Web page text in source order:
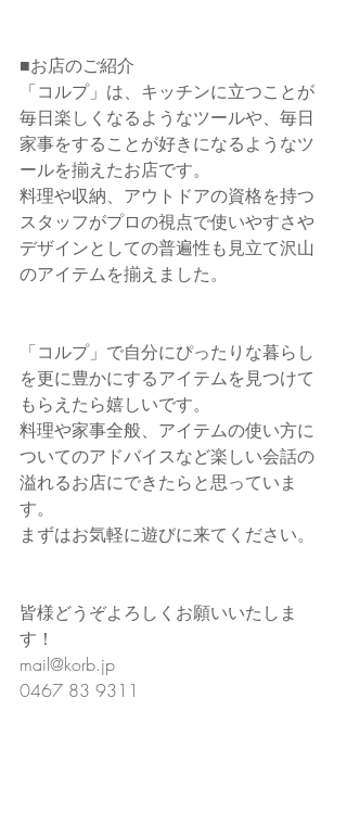
■お店のご紹介
「コルプ」は、キッチンに立つことが
毎日楽しくなるようなツールや、毎日
家事をすることが好きになるようなツ
ールを揃えたお店です。
料理や収納、アウトドアの資格を持つ
スタッフがプロの視点で使いやすさや
デザインとしての普遍性も見立て沢山
のアイテムを揃えました。
「コルプ」で自分にぴったりな暮らし
を更に豊かにするアイテムを見つけて
もらえたら嬉しいです。
料理や家事全般、アイテムの使い方に
ついてのアドバイスなど楽しい会話の
溢れるお店にできたらと思っていま
す。
まずはお気軽に遊びに来てください。
皆様どうぞよろしくお願いいたしま
す！
mail@korb.jp
0467 83 9311